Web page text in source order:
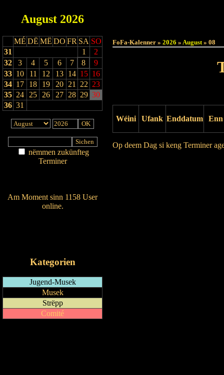
August 2026
MÉ DË MË DO FR SA SO
31
1
2
32
3 4 5 6 7 8
9
33 10 11 12 13 14 15 16
34 17 18 19 20 21 22 23
35 24 25 26 27 28 29 30
36 31
nëmmen zukünfteg
Terminer
Am Moment sinn 1158 User
online.
Kategorien
Jugend-Musek
Musek
Strëpp
Comité
FoFa-Kalenner » 2026 » August» 08
Wéini Ufank Enddatum Enn
Op deem Dag si keng Terminer